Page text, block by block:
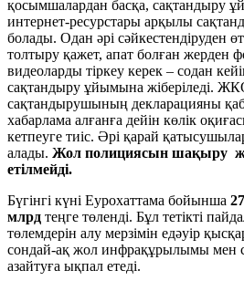
қосымшалардан басқа, сақтандыру
интернет-ресурстары арқылы
болады. Одан әрі сәйкестендіруден
толтыру қажет, апат болған жерден
видеоларды тіркеу керек – содан
сақтандыру ұйымына жіберіледі.
сақтандырушының декларацияны
хабарлама алғанға дейін көлік
кетпеуге тиіс. Әрі қарай
алады. Жол полициясын шақыру
етілмейді.
Бүгінгі күні Еурохаттама бойынша
млрд теңге төленді. Бұл тетікті
төлемдерін алу мерзімін едәуір
сондай-ақ жол инфрақұрылымы мен
азайтуға ықпал етеді.